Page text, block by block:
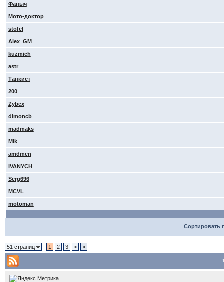
Фаныч
Мото-доктор
stofel
Alex_GM
kuzmich
astr
Танкист
200
Zybex
dimoncb
madmaks
Mik
amdmen
IVANYCH
Serg696
MCVL
motoman
Сортировать
51 страниц 1 2 3 > »